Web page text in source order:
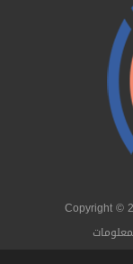
Copyright ©